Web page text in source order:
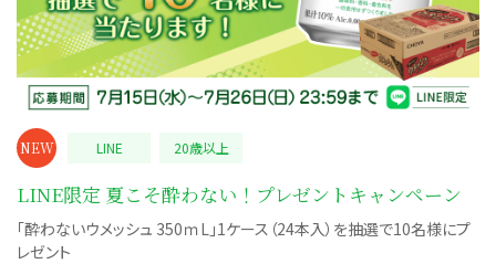
NEW LINE 20歳以上
LINE限定 夏こそ酔わない！プレゼントキャンペーン
「酔わないウメッシュ 350ｍL」1ケース（24本入）を抽選で10名様にプ
レゼント